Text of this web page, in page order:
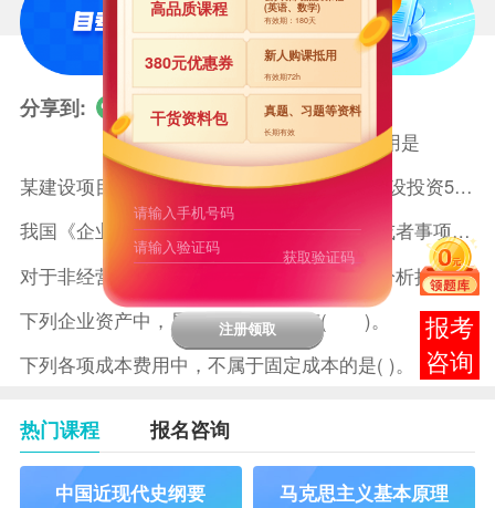
报考
咨询
分享到: 你可能喜欢
企业定额的作用是
某建设项目建设期3年，生产经营期17年，建设投资5500万元
我国《企业会计准则》规定，企业按照交易或者事项的经济特征确定
对于非经营性技术方案，经济效果评价主要分析拟定方案的( )。
下列企业资产中，属于无形资产的有( )。
下列各项成本费用中，不属于固定成本的是( )。
热门课程 报名咨询
中国近现代史纲要 马克思主义基本原理
高品质课程 (英语、数学)
有效期：180天
380元优惠券 新人购课抵用
有效期72h
干货资料包 真题、习题等资料
长期有效
获取验证码
注册领取